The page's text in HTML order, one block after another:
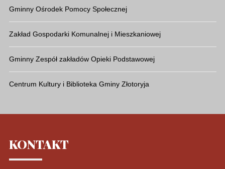
Gminny Ośrodek Pomocy Społecznej
Zakład Gospodarki Komunalnej i Mieszkaniowej
Gminny Zespół zakładów Opieki Podstawowej
Centrum Kultury i Biblioteka Gminy Złotoryja
KONTAKT